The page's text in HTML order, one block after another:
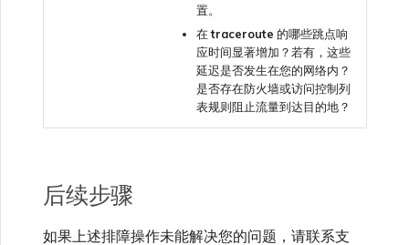
置。
在traceroute 的哪些跳点响
应时间显著增加？若有，这些
延迟是否发生在您的网络内？
是否存在防火墙或访问控制列
表规则阻止流量到达目的地？
后续步骤
如果上述排障操作未能解决您的问题，请联系支